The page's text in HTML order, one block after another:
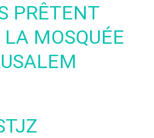
PRÊTENT
MOSQUÉE